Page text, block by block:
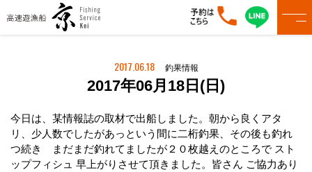
2017.06.18 釣果情報
2017年06月18日(日)
今日は、某情報誌の取材で出船しました。朝から良くアタ
リ、少人数でしたがあっという間に二桁釣果、その後も釣れ
つ続き まだまだ釣れてましたが２０枚越えのところで スト
ップフィシュ 早上がりさせて頂きました。皆さん ご協力あり